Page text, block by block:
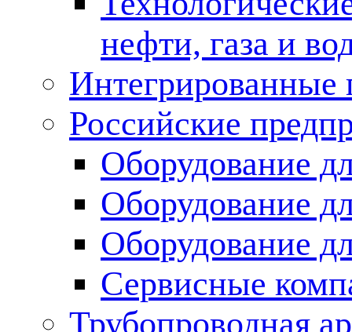
нефти, газа и
Российские
Оборудование
Оборудование
Оборудование
Сервисные
Трубопроводная